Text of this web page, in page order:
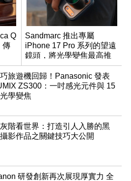
Q
傳
Sandmarc 推出專屬
iPhone 17 Pro 系列的望遠
鏡頭，將光學變焦最高推
升至 16 倍
旅遊機回歸！Panasonic 發表
ZS300：一吋感光元件與 15
學變焦
階看世界：打造引人入勝的黑
影作品之關鍵技巧大公開
研發創新再次展現厚實力 全